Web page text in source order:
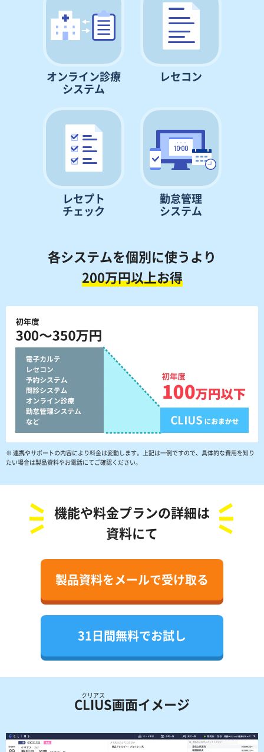
オンライン診療
システム
レセコン
レセプト
チェック
勤怠管理
システム
各システムを個別に使うより
200万円以上お得
※ 連携やサポートの内容により料金は変動します。上記は一例ですので、具体的な費用を知り
たい場合は製品資料やお電話にてご確認ください。
機能や料金プランの詳細は
資料にて
製品資料をメールで受け取る
31日間無料でお試し
CLIUS
クリアス
画面イメージ